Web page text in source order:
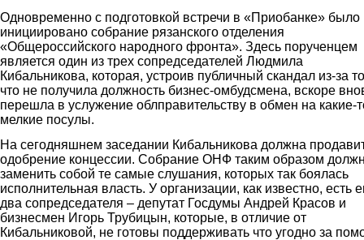
Одновременно с подготовкой встречи в «Приобанке» было
инициировано собрание рязанского отделения
«Общероссийского народного фронта». Здесь порученцем
является один из трех сопредседателей Людмила
Кибальникова, которая, устроив публичный скандал из-за
что не получила должность бизнес-омбудсмена, вскоре
перешла в услужение облправительству в обмен на какие-
мелкие посулы.
На сегодняшнем заседании Кибальникова должна
одобрение концессии. Собрание ОНФ таким образом
заменить собой те самые слушания, которых так боялась
исполнительная власть. У организации, как известно, есть
два сопредседателя – депутат Госдумы Андрей Красов и
бизнесмен Игорь Трубицын, которые, в отличие от
Кибальниковой, не готовы поддерживать что угодно за